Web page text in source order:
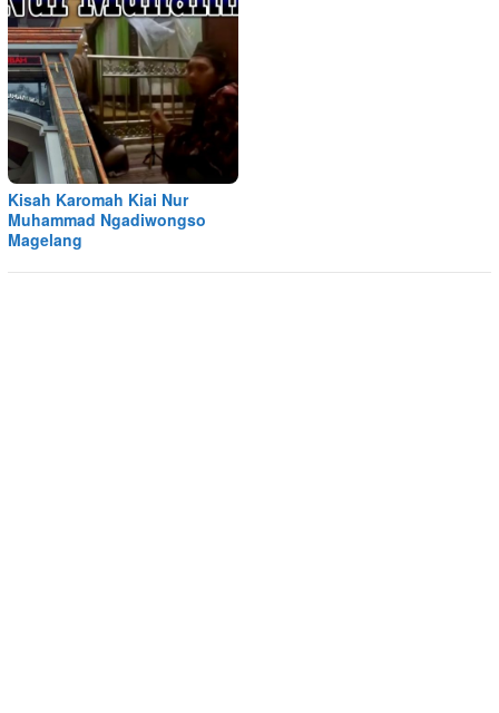
Kisah Karomah Kiai Nur
Muhammad Ngadiwongso
Magelang